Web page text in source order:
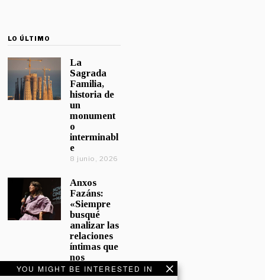
YOU MIGHT BE INTERESTED IN
LO ÚLTIMO
La
Sagrada
Familia,
historia de
un
monument
o
interminabl
e
8 junio, 2026
Anxos
Fazáns:
«Siempre
busqué
analizar las
relaciones
íntimas que
nos
afectan»